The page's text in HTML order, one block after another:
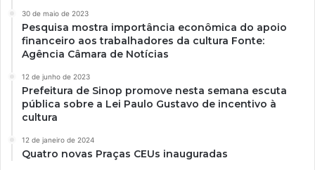
30 de maio de 2023
Pesquisa mostra importância econômica do apoio
financeiro aos trabalhadores da cultura Fonte:
Agência Câmara de Notícias
12 de junho de 2023
Prefeitura de Sinop promove nesta semana escuta
pública sobre a Lei Paulo Gustavo de incentivo à
cultura
12 de janeiro de 2024
Quatro novas Praças CEUs inauguradas